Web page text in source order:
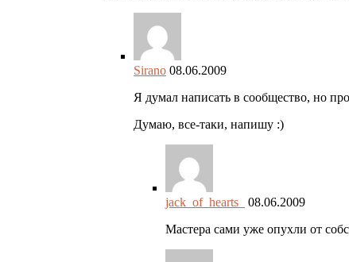
Sirano 08.06.2009
Я думал написать в сообщество, но
Думаю, все-таки, напишу :)
jack_of_hearts_
08.06.2009
Мастера сами уже опухли от